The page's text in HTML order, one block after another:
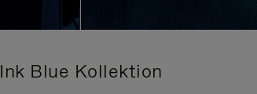
Ink Blue Kollektion